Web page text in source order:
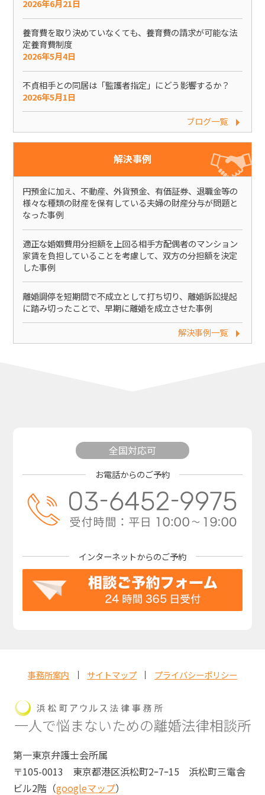
2026年6月21日
養育費を取り決めていなくても、養育費の請求が可能な法
定養育費制度
2026年5月4日
不貞相手との同居は「監護者指定」にどう影響するか？
2026年5月1日
ブログ一覧
解決事例
円預金に加え、不動産、外貨預金、有価証券、退職金等の
様々な種類の財産を保有している夫婦の財産分与が問題と
なった事例
適正な婚姻費用分担額を上回る相手方配偶者のマンション
家賃を負担していることを考慮して、双方の分担額を決定
した事例
離婚調停を短期間で不成立として打ち切り、離婚訴訟提起
に踏み切ったことで、早期に離婚を成立させた事例
解決事例一覧
全国対応可
お電話からのご予約
インターネットからのご予約
事務所案内 サイトマップ プライバシーポリシー
第一東京弁護士会所属
〒105-0013 東京都港区浜松町2ｰ7ｰ15 浜松町三電舎
ビル2階（googleマップ）